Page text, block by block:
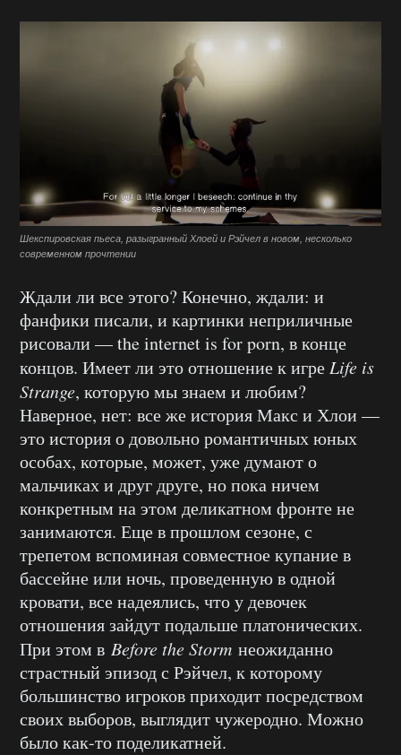
Шекспировская пьеса, разыгранный Хлоей и Рэйчел в новом, несколько
современном прочтении
Ждали ли все этого? Конечно, ждали: и
фанфики писали, и картинки неприличные
рисовали — the internet is for porn, в конце
концов. Имеет ли это отношение к игре Life is
Strange, которую мы знаем и любим?
Наверное, нет: все же история Макс и Хлои —
это история о довольно романтичных юных
особах, которые, может, уже думают о
мальчиках и друг друге, но пока ничем
конкретным на этом деликатном фронте не
занимаются. Еще в прошлом сезоне, с
трепетом вспоминая совместное купание в
бассейне или ночь, проведенную в одной
кровати, все надеялись, что у девочек
отношения зайдут подальше платонических.
При этом в Before the Storm неожиданно
страстный эпизод с Рэйчел, к которому
большинство игроков приходит посредством
своих выборов, выглядит чужеродно. Можно
было как-то поделикатней.